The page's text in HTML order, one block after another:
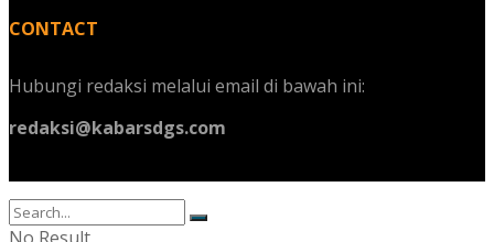
CONTACT
Hubungi redaksi melalui email di bawah ini:
redaksi@kabarsdgs.com